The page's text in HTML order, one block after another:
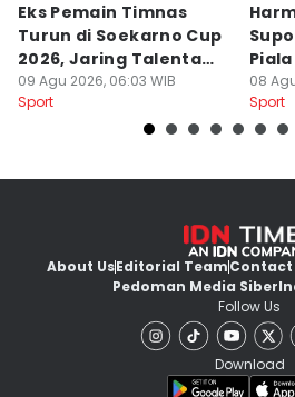
Eks Pemain Timnas
Turun di Soekarno Cup
2026, Jaring Talenta
Muda
09 Agu 2026, 06:03 WIB
Sport
08
Sport
About UsEditorial TeamContact
Pedoman Media Siber
Follow Us
Download